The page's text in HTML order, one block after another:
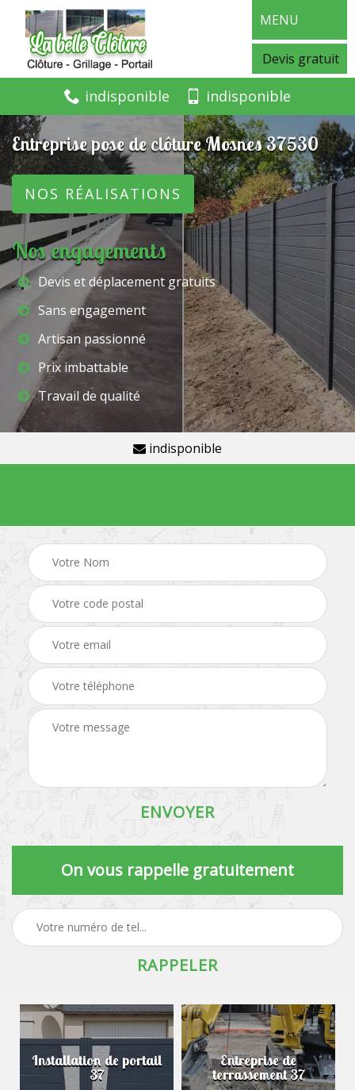
MENU
Devis gratuit
indisponible indisponible
Entreprise pose de clôture Mosnes 37530
NOS RÉALISATIONS
Nos engagements
Devis et déplacement gratuits
Sans engagement
Artisan passionné
Prix imbattable
Travail de qualité
indisponible
On vous rappelle gratuitement
Installation de portail
37
Entreprise de
terrassement 37